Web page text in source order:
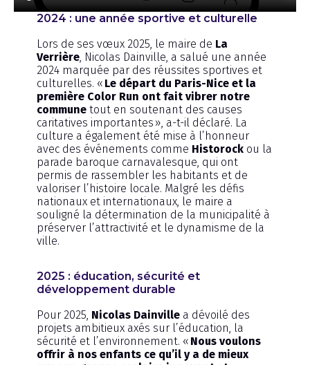
2024 : une année sportive et culturelle
Lors de ses vœux 2025, le maire de La
Verrière, Nicolas Dainville, a salué une année
2024 marquée par des réussites sportives et
culturelles. « Le départ du Paris-Nice et la
première Color Run ont fait vibrer notre
communetout en soutenant des causes
caritatives importantes », a-t-il déclaré. La
culture a également été mise à l’honneur
avec des événements comme Historockou la
parade baroque carnavalesque, qui ont
permis de rassembler les habitants et de
valoriser l’histoire locale. Malgré les défis
nationaux et internationaux, le maire a
souligné la détermination de la municipalité à
préserver l’attractivité et le dynamisme de la
ville.
2025 : éducation, sécurité et
développement durable
Pour 2025, Nicolas Dainvillea dévoilé des
projets ambitieux axés sur l’éducation, la
sécurité et l’environnement. « Nous voulons
offrir à nos enfants ce qu’il y a de mieux